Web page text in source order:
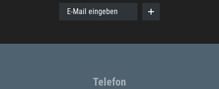
E-Mail eingeben
Telefon